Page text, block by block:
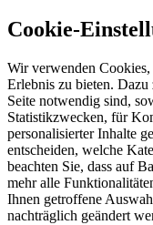
Cookie-
Wir verwenden
Erlebnis zu bieten.
Seite notwendig sind,
Statistikzwecken, für
personalisierter Inhalte
entscheiden, welche
beachten Sie, dass auf
mehr alle
Ihnen getroffene
nachträglich geändert